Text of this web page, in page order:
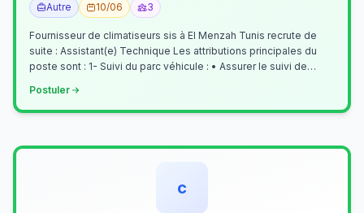
Autre
10/06 3
Fournisseur de climatiseurs sis à El Menzah Tunis recrute de
suite : Assistant(e) Technique Les attributions principales du
poste sont : 1- Suivi du parc véhicule : • Assurer le suivi de
Postuler
c